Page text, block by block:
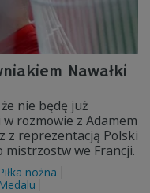
Nawałki
że nie będę już
w rozmowie z Adamem
z reprezentacją Polski
mistrzostw we Francji.
Piłka nożna